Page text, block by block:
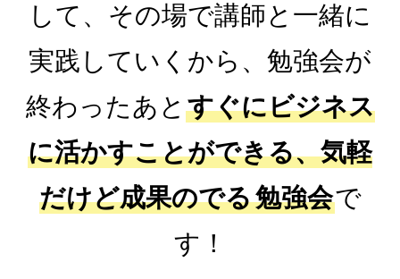
して、その場で講師と一緒に
実践していくから、勉強会が
終わったあと すぐにビジネス
に活かすことができる、気軽
だけど成果のでる勉強会で
す！